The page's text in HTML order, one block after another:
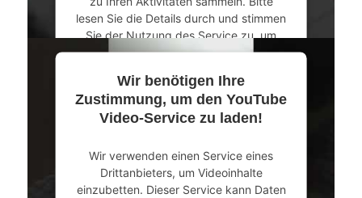
lesen Sie die Details durch und stimmen
Sie der Nutzung des Service zu, um
dieses Video anzusehen.
Mehr Informationen
powered byUsercentrics Consent
Management Platform&eRecht24
Wir benötigen Ihre
Zustimmung, um den YouTube
Video-Service zu laden!
Wir verwenden einen Service eines
Drittanbieters, um Videoinhalte
einzubetten. Dieser Service kann Daten